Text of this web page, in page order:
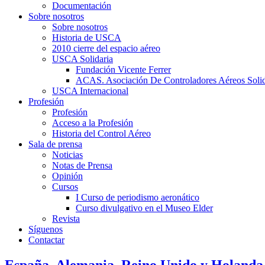
Documentación
Sobre nosotros
Sobre nosotros
Historia de USCA
2010 cierre del espacio aéreo
USCA Solidaria
Fundación Vicente Ferrer
ACAS. Asociación De Controladores Aéreos
USCA Internacional
Profesión
Profesión
Acceso a la Profesión
Historia del Control Aéreo
Sala de prensa
Noticias
Notas de Prensa
Opinión
Cursos
I Curso de periodismo aeronático
Curso divulgativo en el Museo Elder
Revista
Síguenos
Contactar